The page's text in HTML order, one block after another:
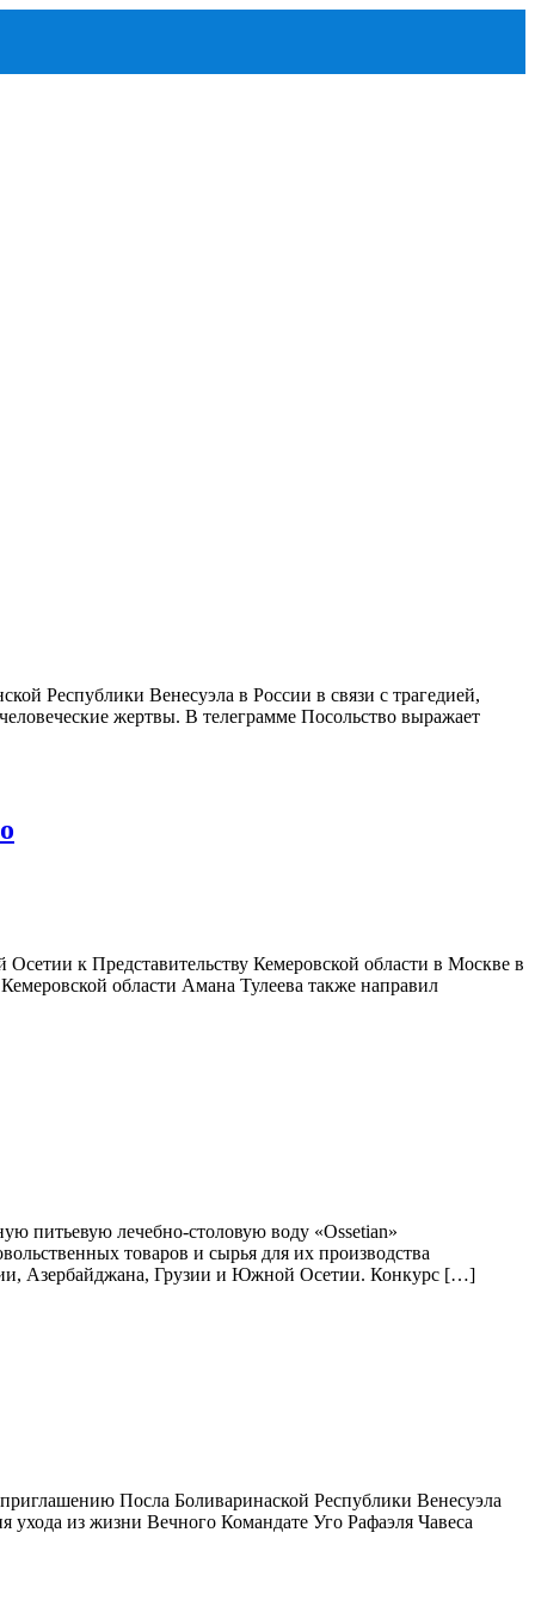
Республики Венесуэла в России в связи с трагедией,
жертвы. В телеграмме Посольство выражает
к Представительству Кемеровской области в Москве в
области Амана Тулеева также направил
питьевую лечебно-столовую воду «Оssetian»
товаров и сырья для их производства
Азербайджана, Грузии и Южной Осетии. Конкурс […]
Посла Боливаринаской Республики Венесуэла
из жизни Вечного Командате Уго Рафаэля Чавеса